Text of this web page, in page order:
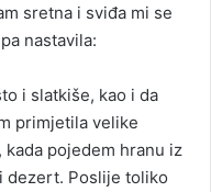
sretna i sviđa mi se
nastavila:
i slatkiše, kao i da
primjetila velike
pojedem hranu iz
dezert. Poslije toliko